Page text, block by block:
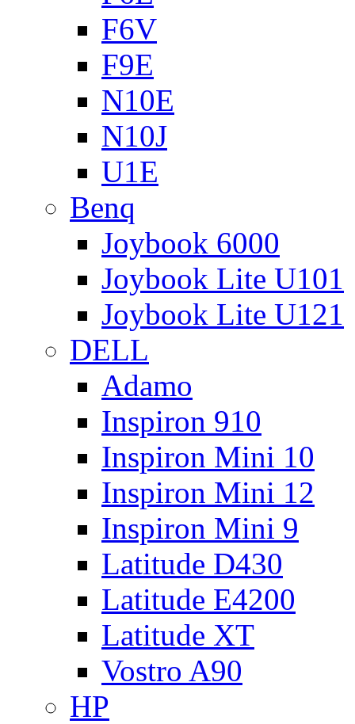
F6V
F9E
N10E
N10J
U1E
Benq
Joybook 6000
Joybook Lite U101
Joybook Lite U121
DELL
Adamo
Inspiron 910
Inspiron Mini 10
Inspiron Mini 12
Inspiron Mini 9
Latitude D430
Latitude E4200
Latitude XT
Vostro A90
HP